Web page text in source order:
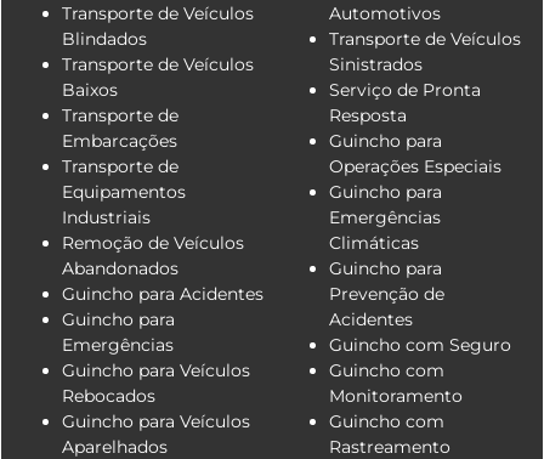
Transporte de Veículos
Blindados
Transporte de Veículos
Baixos
Transporte de
Embarcações
Transporte de
Equipamentos
Industriais
Remoção de Veículos
Abandonados
Guincho para Acidentes
Guincho para
Emergências
Guincho para Veículos
Rebocados
Guincho para Veículos
Aparelhados
Automotivos
Transporte de Veículos
Sinistrados
Serviço de Pronta
Resposta
Guincho para
Operações Especiais
Guincho para
Emergências
Climáticas
Guincho para
Prevenção de
Acidentes
Guincho com Seguro
Guincho com
Monitoramento
Guincho com
Rastreamento